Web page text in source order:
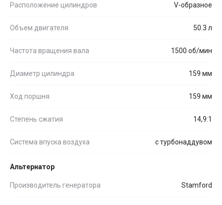
Расположение цилиндров V-образное
Объем двигателя 50.3 л
Частота вращения вала 1500 об/мин
Диаметр цилиндра 159 мм
Ход поршня 159 мм
Степень сжатия 14,9:1
Система впуска воздуха с турбонаддувом
Альтернатор
Производитель генератора Stamford